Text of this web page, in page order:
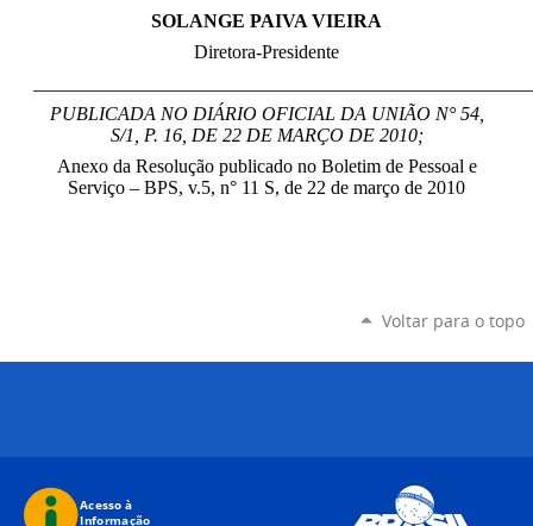
SOLANGE PAIVA VIEIRA
Diretora-Presidente
PUBLICADA NO DIÁRIO OFICIAL DA UNIÃO N° 54,
S/1, P. 16, DE 22 DE MARÇO DE 2010;
Anexo da Resolução publicado no Boletim de Pessoal e
Serviço – BPS, v.5, n° 11 S, de 22 de março de 2010
Voltar para o topo